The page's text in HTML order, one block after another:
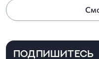
ПОДПИШИТЕСЬ